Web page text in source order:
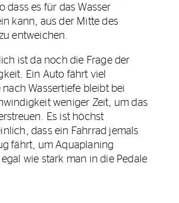
dass es für das Wasser
kann, aus der Mitte des
entweichen.
ist da noch die Frage der
Ein Auto fährt viel
nach Wassertiefe bleibt bei
weniger Zeit, um das
Es ist höchst
dass ein Fahrrad jemals
fährt, um Aquaplaning
wie stark man in die Pedale